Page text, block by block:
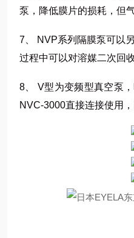
泵，降低膜片的损耗，但
7、 NVP系列隔膜泵可以
过程中可以对溶媒二次回收
8、 V型为变频型真空泵
NVC-3000直接连接使用